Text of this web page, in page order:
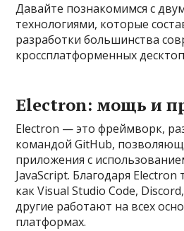
Давайте познакомимся с
технологиями, которые
разработки большинства
кроссплатформенных
Electron: мощь и
Electron — это фреймворк,
командой GitHub,
приложения с
JavaScript. Благодаря
как Visual Studio Code,
другие работают на всех
платформах.